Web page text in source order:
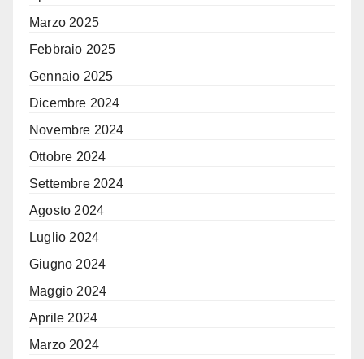
Marzo 2025
Febbraio 2025
Gennaio 2025
Dicembre 2024
Novembre 2024
Ottobre 2024
Settembre 2024
Agosto 2024
Luglio 2024
Giugno 2024
Maggio 2024
Aprile 2024
Marzo 2024